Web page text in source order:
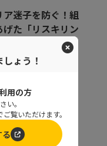
ア迷子を防ぐ！組
げた「リスキリン
ベネッセコーポレーシ
は同じことを聞
質問対応の時間
する方法
ょう！
用の方
い。
覧いただけます。